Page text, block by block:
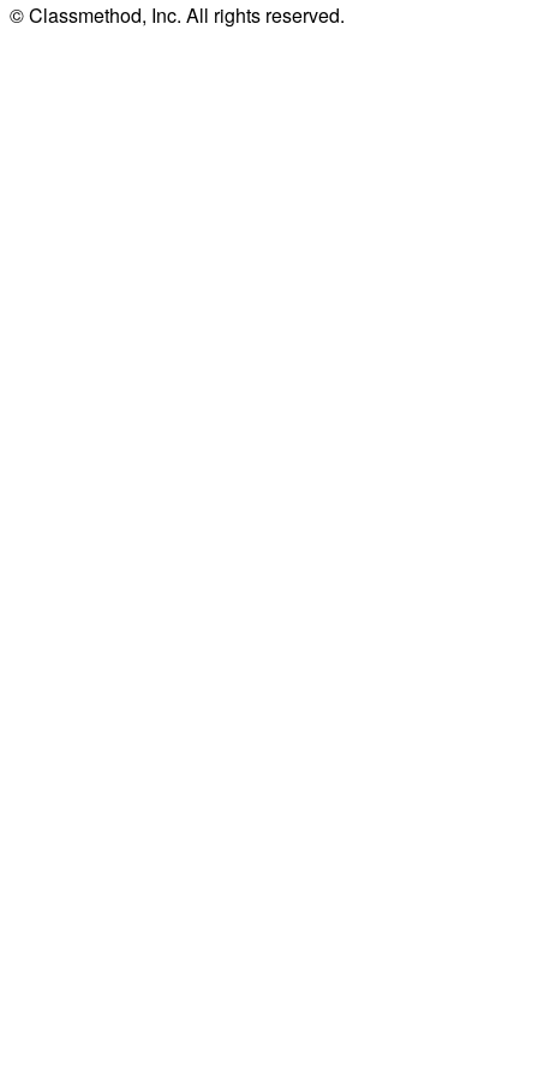
© Classmethod, Inc. All rights reserved.